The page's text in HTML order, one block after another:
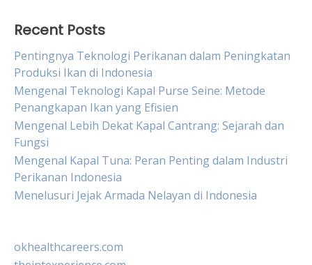
Recent Posts
Pentingnya Teknologi Perikanan dalam Peningkatan
Produksi Ikan di Indonesia
Mengenal Teknologi Kapal Purse Seine: Metode
Penangkapan Ikan yang Efisien
Mengenal Lebih Dekat Kapal Cantrang: Sejarah dan
Fungsi
Mengenal Kapal Tuna: Peran Penting dalam Industri
Perikanan Indonesia
Menelusuri Jejak Armada Nelayan di Indonesia
okhealthcareers.com